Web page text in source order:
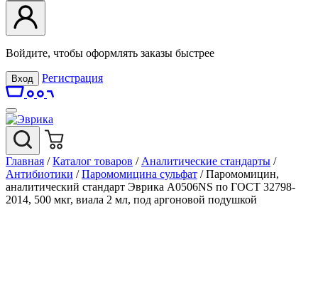
Войдите, чтобы оформлять заказы быстрее
Вход Регистрация
Главная / Каталог товаров / Аналитические стандарты /
Антибиотики / Паромомицина сульфат / Паромомицин,
аналитический стандарт Эврика A0506NS по ГОСТ 32798-
2014, 500 мкг, виала 2 мл, под аргоновой подушкой